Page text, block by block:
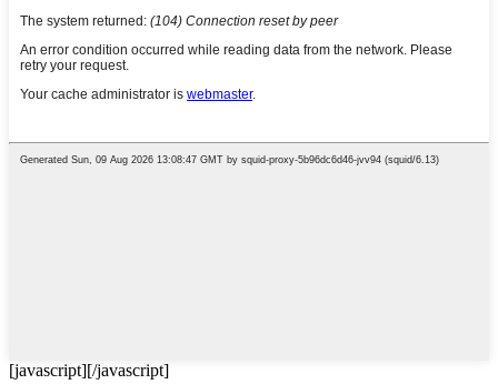
[javascript][/javascript]